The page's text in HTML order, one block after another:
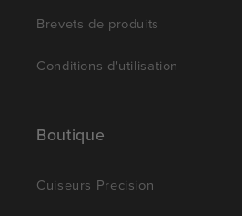
Brevets de produits
Conditions d'utilisation
Boutique
Cuiseurs Precision